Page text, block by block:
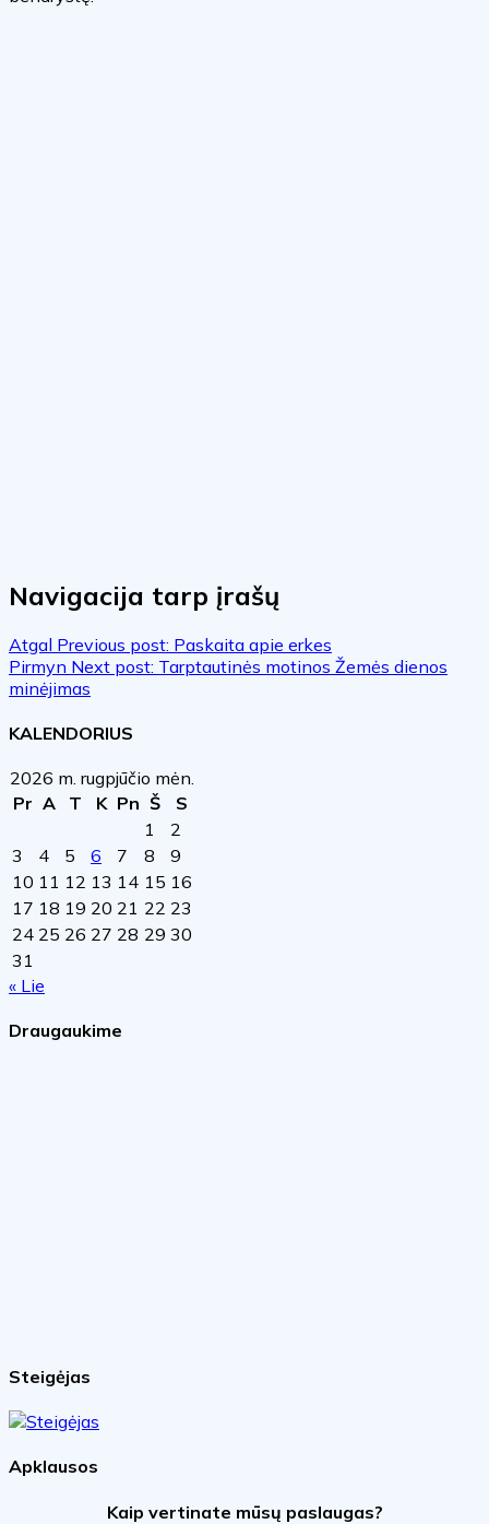
Navigacija tarp įrašų
Atgal Previous post: Paskaita apie erkes
Pirmyn Next post: Tarptautinės motinos Žemės dienos
minėjimas
KALENDORIUS
2026 m. rugpjūčio mėn.
Pr A T K Pn Š
S
1
2
3
4 5 6 7 8
9
10 11 12 13 14 15 16
17 18 19 20 21 22 23
24 25 26 27 28 29 30
31
« Lie
Draugaukime
Steigėjas
Apklausos
Kaip vertinate mūsų paslaugas?